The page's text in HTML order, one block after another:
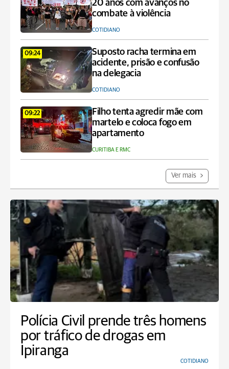
20 anos com avanços no
combate à violência
COTIDIANO
09:24
Suposto racha termina em
acidente, prisão e confusão
na delegacia
COTIDIANO
09:22
Filho tenta agredir mãe com
martelo e coloca fogo em
apartamento
CURITIBA E RMC
Ver mais
Polícia Civil prende três homens
por tráfico de drogas em
Ipiranga
COTIDIANO